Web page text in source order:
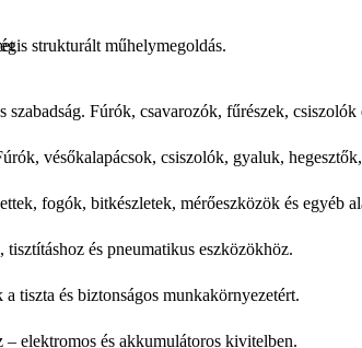
strukturált műhelymegoldás.
Fúrók, csavarozók, fűrészek,
vésőkalapácsok, csiszolók, gyaluk,
fogók, bitkészletek, mérőeszközök és egyéb
és pneumatikus eszközökhöz.
tiszta és biztonságos munkakörnyezetért.
– elektromos és akkumulátoros kivitelben.